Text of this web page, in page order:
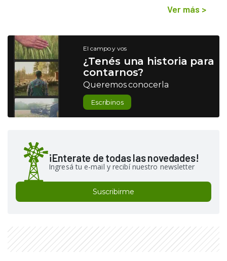
Ver más >
El campo y vos
¿Tenés una historia para
contarnos?
Queremos conocerla
Escribinos
¡Enterate de todas las novedades!
Ingresá tu e-mail y recibí nuestro newsletter
Suscribirme